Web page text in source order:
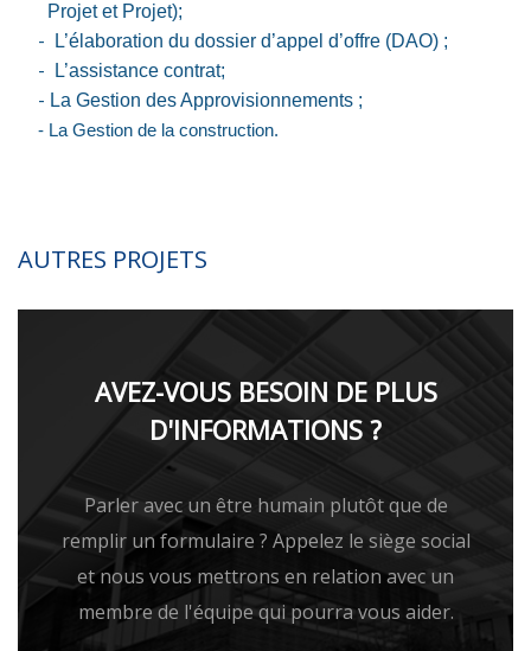
Projet et Projet);
- L’élaboration du dossier d’appel d’offre (DAO) ;
- L’assistance contrat;
- La Gestion des Approvisionnements ;
- La Gestion de la construction.
AUTRES PROJETS
AVEZ-VOUS BESOIN DE PLUS
D'INFORMATIONS ?
Parler avec un être humain plutôt que de
remplir un formulaire ? Appelez le siège social
et nous vous mettrons en relation avec un
membre de l'équipe qui pourra vous aider.